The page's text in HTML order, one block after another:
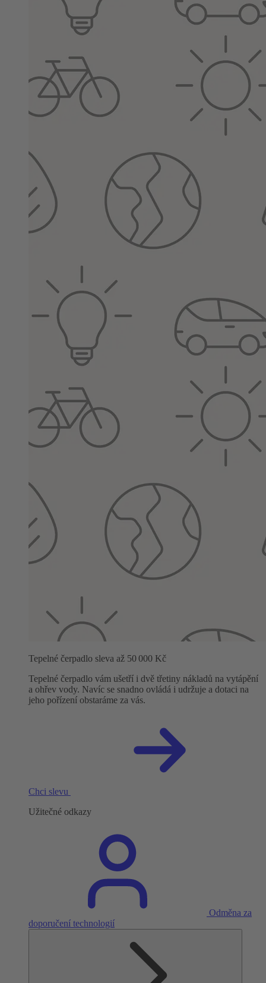
Tepelné čerpadlo sleva až 50 000 Kč
Tepelné čerpadlo vám ušetří i dvě třetiny nákladů na vytápění
a ohřev vody. Navíc se snadno ovládá i udržuje a dotaci na
jeho pořízení obstaráme za vás.
Chci slevu
Užitečné odkazy
Odměna za
doporučení technologií